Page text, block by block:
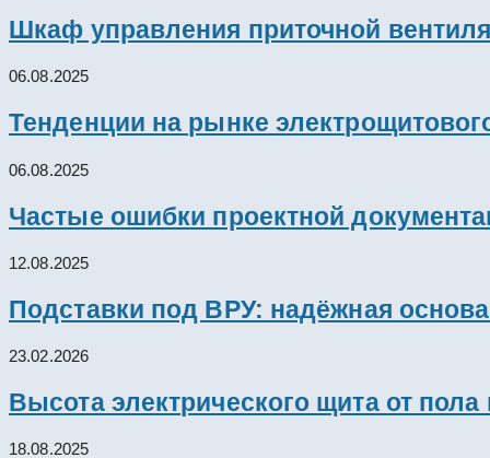
Шкаф управления приточной
06.08.2025
Тенденции на рынке
06.08.2025
Частые ошибки проектной
12.08.2025
Подставки под ВРУ: надёжная
23.02.2026
Высота электрического щита от
18.08.2025